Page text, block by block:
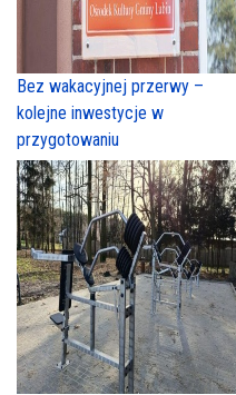
Bez wakacyjnej przerwy –
kolejne inwestycje w
przygotowaniu